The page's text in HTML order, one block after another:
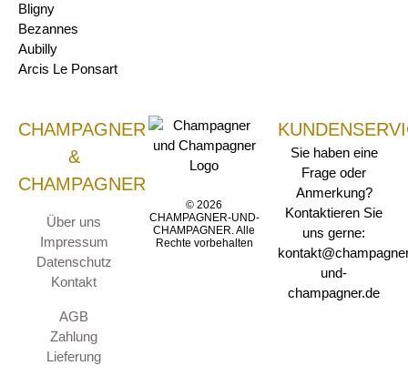
Bligny
Bezannes
Aubilly
Arcis Le Ponsart
CHAMPAGNER
&
CHAMPAGNER
Über uns
Impressum
Datenschutz
Kontakt
AGB
Zahlung
Lieferung
© 2026
CHAMPAGNER-UND-
CHAMPAGNER. Alle
Rechte vorbehalten
Sie haben eine
Frage oder
Anmerkung?
Kontaktieren Sie
uns gerne:
und-
champagner.de